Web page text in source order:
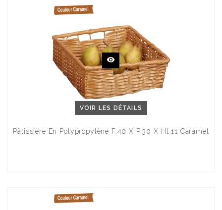
VOIR LES DÉTAILS
Pâtissière En Polypropylène F.40 X P.30 X Ht 11 Caramel